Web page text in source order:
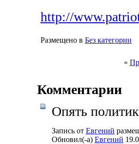
http://
Размещено в Без категории
«
Комментарии
Опять
Запись от Евгений
Обновил(-а) Евгений